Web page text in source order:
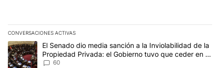
CONVERSACIONES ACTIVAS
Este listado muestra los artículos con más comentarios en los
Un artículo de tendencia con el título "El Senado dio media
El Senado dio media sanción a la Inviolabilidad de la
Propiedad Privada: el Gobierno tuvo que ceder en la
Ley del Manejo del Fuego
60